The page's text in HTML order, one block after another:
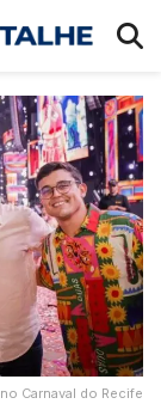
Carnaval do Recife